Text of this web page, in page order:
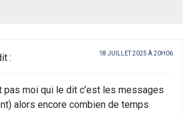
: 18 JUILLET 2025 À 20H06
pas moi qui le dit c’est les messages
alors encore combien de temps